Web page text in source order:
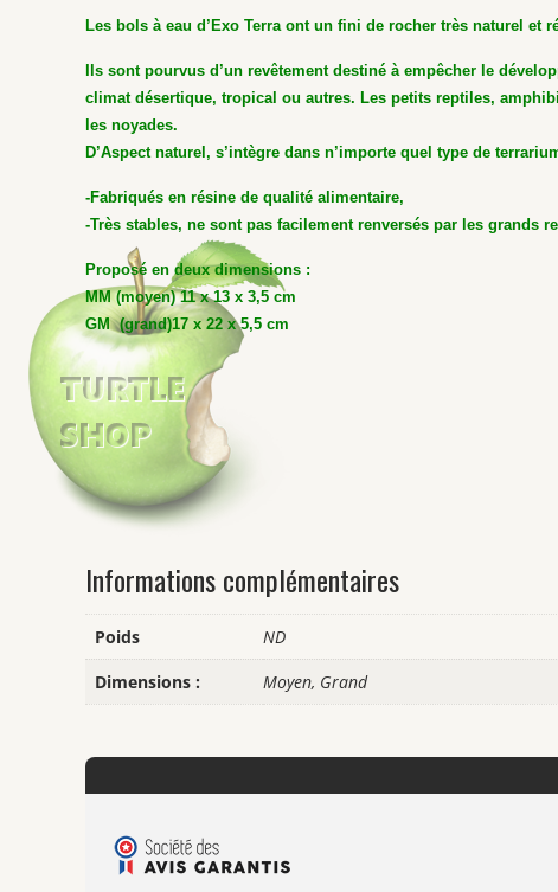
Les bols à eau d’Exo Terra ont un fini de rocher très naturel
Ils sont pourvus d’un revêtement destiné à empêcher le
climat désertique, tropical ou autres. Les petits reptiles,
les noyades.
D’Aspect naturel, s’intègre dans n’importe quel type de
-Fabriqués en résine de qualité alimentaire,
-Très stables, ne sont pas facilement renversés par les grands
Proposé en deux dimensions :
MM (moyen) 11 x 13 x 3,5 cm
GM (grand)17 x 22 x 5,5 cm
Informations complémentaires
Poids
ND
Dimensions :
Moyen, Grand